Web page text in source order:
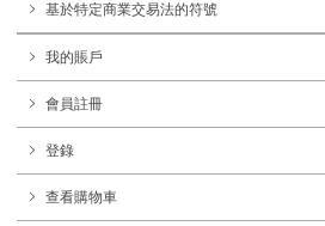
基於特定商業交易法的符號
我的賬戶
會員註冊
登錄
查看購物車